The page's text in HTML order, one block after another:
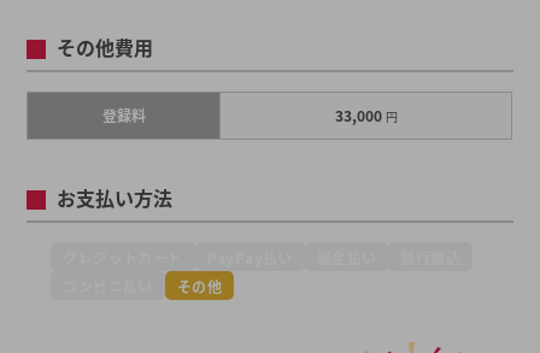
その他費用
登録料 33,000 円
お支払い方法
その他